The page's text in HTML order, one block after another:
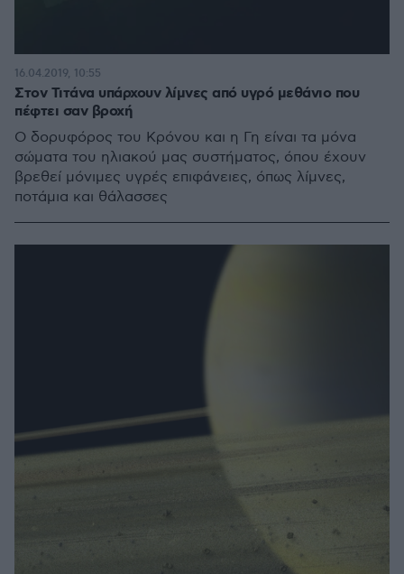
Στον Τιτάνα υπάρχουν λίμνες από υγρό μεθάνιο που
πέφτει σαν βροχή
Ο δορυφόρος του Κρόνου και η Γη είναι τα μόνα
σώματα του ηλιακού μας συστήματος, όπου έχουν
βρεθεί μόνιμες υγρές επιφάνειες, όπως λίμνες,
ποτάμια και θάλασσες
16.04.2019, 10:55